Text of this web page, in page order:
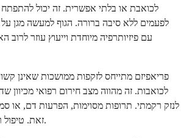
לכואבת או בלתי אפשרית. זה יכול
לפעמים ללא סיבה ברורה. הגוף למעשה מגן על
עם פיזיותרפיה מיוחדת וייעוץ עוזר
פריאפיזם מתייחס לזקפות ממושכות שאינן
לכואבות. זה מהווה מצב חירום רפואי מכיוון
לנזק רקמתי. תרופות מסוימות, הפרעות דם, או
זאת. טיפול רפואי מיידי מונע נזק קבוע.